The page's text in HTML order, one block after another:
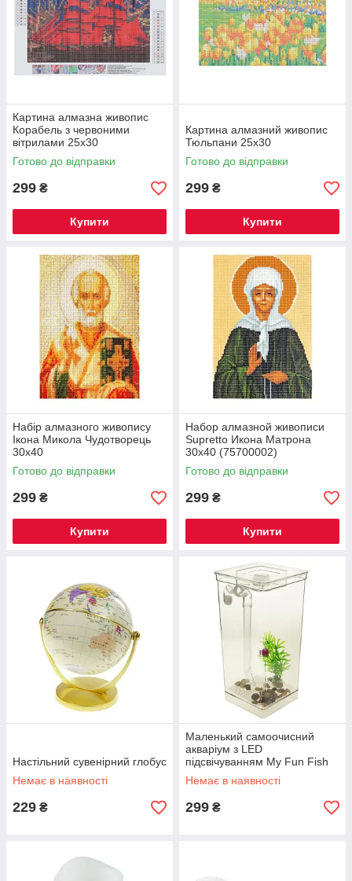
Картина алмазна живопис
Корабель з червоними
вітрилами 25х30
Готово до відправки
299 ₴
Купити
Картина алмазний живопис
Тюльпани 25х30
Готово до відправки
299 ₴
Купити
Набір алмазного живопису
Ікона Микола Чудотворець
30х40
Готово до відправки
299 ₴
Купити
Набор алмазной живописи
Supretto Икона Матрона
30х40 (75700002)
Готово до відправки
299 ₴
Купити
Настільний сувенірний глобус
Немає в наявності
229 ₴
Маленький самоочисний
акваріум з LED
підсвічуванням My Fun Fish
Немає в наявності
299 ₴